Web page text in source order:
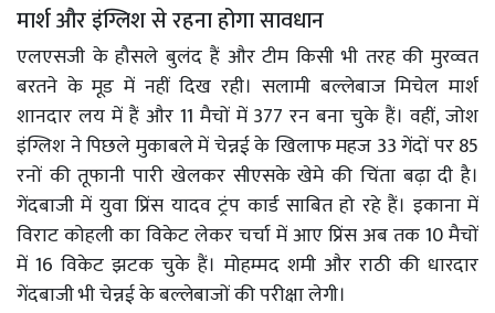
मार्श और इंग्लिश से रहना होगा सावधान
एलएसजी के हौसले बुलंद हैं और टीम किसी भी तरह की मुरव्वत
बरतने के मूड में नहीं दिख रही। सलामी बल्लेबाज मिचेल मार्श
शानदार लय में हैं और 11 मैचों में 377 रन बना चुके हैं। वहीं, जोश
इंग्लिश ने पिछले मुकाबले में चेन्नई के खिलाफ महज 33 गेंदों पर 85
रनों की तूफानी पारी खेलकर सीएसके खेमे की चिंता बढ़ा दी है।
गेंदबाजी में युवा प्रिंस यादव ट्रंप कार्ड साबित हो रहे हैं। इकाना में
विराट कोहली का विकेट लेकर चर्चा में आए प्रिंस अब तक 10 मैचों
में 16 विकेट झटक चुके हैं। मोहम्मद शमी और राठी की धारदार
गेंदबाजी भी चेन्नई के बल्लेबाजों की परीक्षा लेगी।